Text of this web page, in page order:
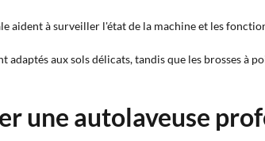
aident à surveiller l'état de la machine et les
adaptés aux sols délicats, tandis que les brosses
une autolaveuse